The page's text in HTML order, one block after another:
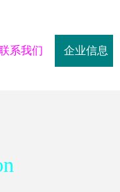
系我们 企业信息